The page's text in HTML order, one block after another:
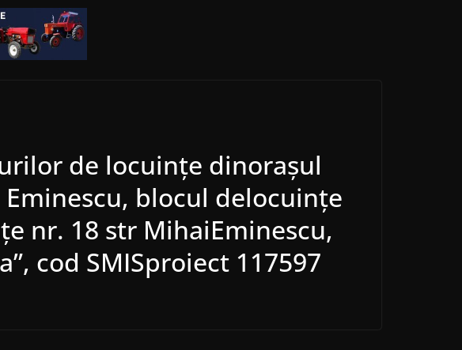
de locuinţe dinoraşul
blocul delocuinţe
nr. 18 str MihaiEminescu,
cod SMISproiect 117597